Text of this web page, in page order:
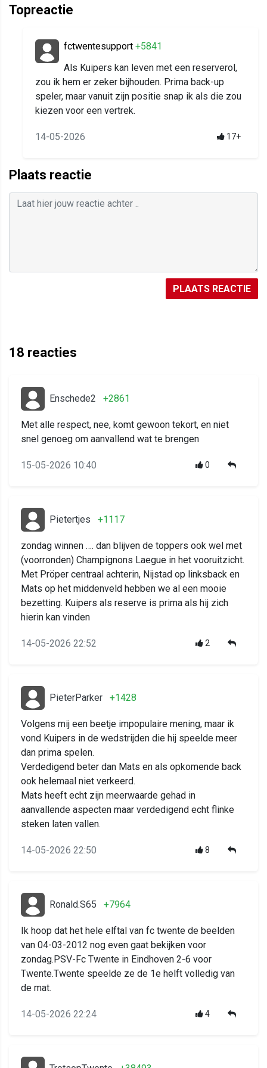
Topreactie
fctwentesupport +5841
Als Kuipers kan leven met een reserverol,
zou ik hem er zeker bijhouden. Prima back-up
speler, maar vanuit zijn positie snap ik als die zou
kiezen voor een vertrek.
14-05-2026 17+
Plaats reactie
PLAATS REACTIE
18 reacties
Enschede2 +2861
Met alle respect, nee, komt gewoon tekort, en niet
snel genoeg om aanvallend wat te brengen
15-05-2026 10:40 0
Pietertjes +1117
zondag winnen …. dan blijven de toppers ook wel met
(voorronden) Champignons Laegue in het vooruitzicht.
Met Pröper centraal achterin, Nijstad op linksback en
Mats op het middenveld hebben we al een mooie
bezetting. Kuipers als reserve is prima als hij zich
hierin kan vinden
14-05-2026 22:52 2
PieterParker +1428
Volgens mij een beetje impopulaire mening, maar ik
vond Kuipers in de wedstrijden die hij speelde meer
dan prima spelen.
Verdedigend beter dan Mats en als opkomende back
ook helemaal niet verkeerd.
Mats heeft echt zijn meerwaarde gehad in
aanvallende aspecten maar verdedigend echt flinke
steken laten vallen.
14-05-2026 22:50 8
Ronald.S65 +7964
Ik hoop dat het hele elftal van fc twente de beelden
van 04-03-2012 nog even gaat bekijken voor
zondag.PSV-Fc Twente in Eindhoven 2-6 voor
Twente.Twente speelde ze de 1e helft volledig van
de mat.
14-05-2026 22:24 4